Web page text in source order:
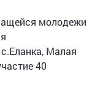
молодежи
Малая
40